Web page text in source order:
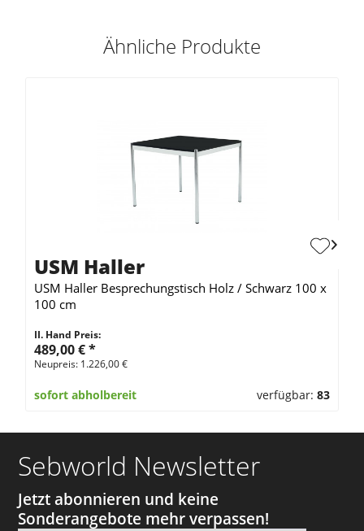
Ähnliche Produkte
USM Haller
USM Haller Besprechungstisch Holz / Schwarz 100 x
100 cm
II. Hand Preis:
489,00 €*
Neupreis: 1.226,00 €
sofort abholbereit verfügbar: 83
Sebworld Newsletter
Jetzt abonnieren und keine
Sonderangebote mehr verpassen!